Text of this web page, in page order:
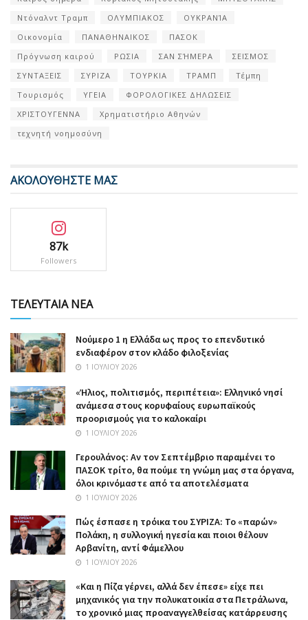
Ντόναλντ Τραμπ
ΟΛΥΜΠΙΑΚΟΣ
ΟΥΚΡΑΝΊΑ
Οικονομία
ΠΑΝΑΘΗΝΑΙΚΟΣ
ΠΑΣΟΚ
Πρόγνωση καιρού
ΡΩΣΙΑ ΣΑΝ ΣΉΜΕΡΑ
ΣΕΙΣΜΟΣ
ΣΥΝΤΑΞΕΙΣ
ΣΥΡΙΖΑ ΤΟΥΡΚΙΑ ΤΡΑΜΠ
Τέμπη
Τουρισμός
ΥΓΕΙΑ
ΦΟΡΟΛΟΓΙΚΕΣ ΔΗΛΩΣΕΙΣ
ΧΡΙΣΤΟΥΓΕΝΝΑ
Χρηματιστήριο Αθηνών
τεχνητή νοημοσύνη
ΑΚΟΛΟΥΘΗΣΤΕ ΜΑΣ
87k
Followers
ΤΕΛΕΥΤΑΙΑ ΝΕΑ
Nούμερο 1 η Ελλάδα ως προς το επενδυτικό
ενδιαφέρον στον κλάδο φιλοξενίας
1 ΙΟΥΛΊΟΥ 2026
«Ήλιος, πολιτισμός, περιπέτεια»: Ελληνικό νησί
ανάμεσα στους κορυφαίους ευρωπαϊκούς
προορισμούς για το καλοκαίρι
1 ΙΟΥΛΊΟΥ 2026
Γερουλάνος: Αν τον Σεπτέμβριο παραμένει το
ΠΑΣΟΚ τρίτο, θα πούμε τη γνώμη μας στα όργανα,
όλοι κρινόμαστε από τα αποτελέσματα
1 ΙΟΥΛΊΟΥ 2026
Πώς έσπασε η τρόικα του ΣΥΡΙΖΑ: Το «παρών»
Πολάκη, η συλλογική ηγεσία και ποιοι θέλουν
Αρβανίτη, αντί Φάμελλου
1 ΙΟΥΛΊΟΥ 2026
«Και η Πίζα γέρνει, αλλά δεν έπεσε» είχε πει
μηχανικός για την πολυκατοικία στα Πετράλωνα,
το χρονικό μιας προαναγγελθείσας κατάρρευσης